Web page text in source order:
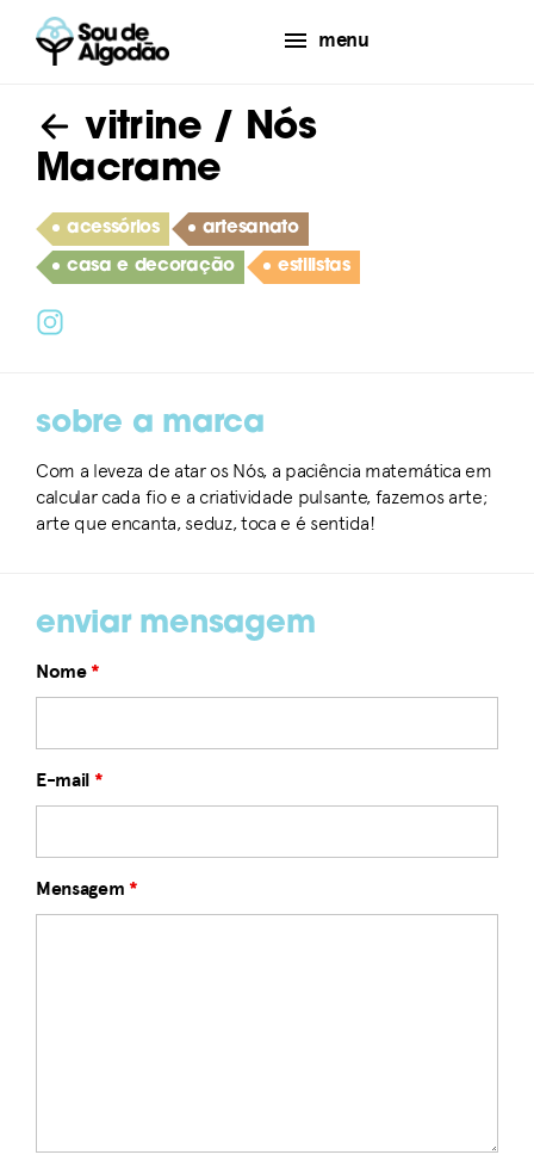
menu
vitrine/ Nós
Macrame
acessórios artesanato
casa e decoração estilistas
sobre a marca
Com a leveza de atar os Nós, a paciência matemática em
calcular cada fio e a criatividade pulsante, fazemos arte;
arte que encanta, seduz, toca e é sentida!
enviar mensagem
Nome *
E-mail *
Mensagem *